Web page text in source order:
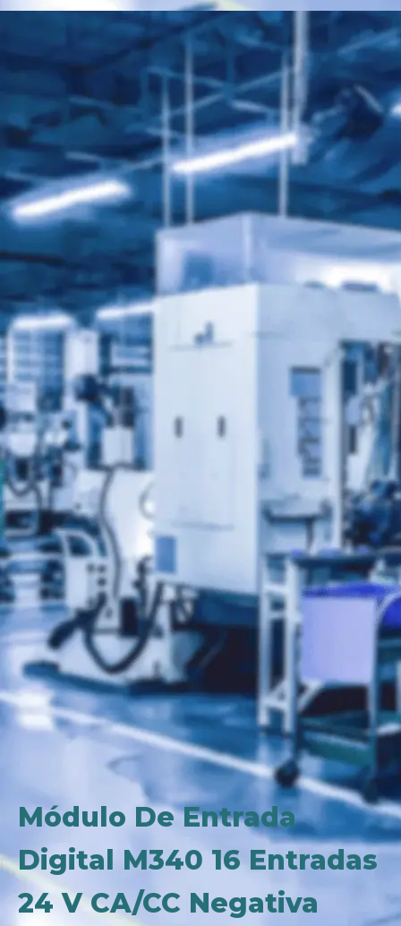
Módulo De Entrada
Digital M340 16 Entradas
24 V CA/CC Negativa